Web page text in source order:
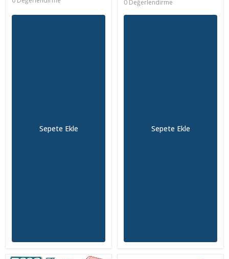
Sepete Ekle
0 Değerlendirme
Sepete Ekle